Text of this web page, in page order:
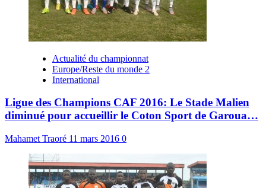
Actualité du championnat
Europe/Reste du monde 2
International
Ligue des Champions CAF 2016: Le Stade Malien
diminué pour accueillir le Coton Sport de Garoua…
Mahamet Traoré 11 mars 2016 0